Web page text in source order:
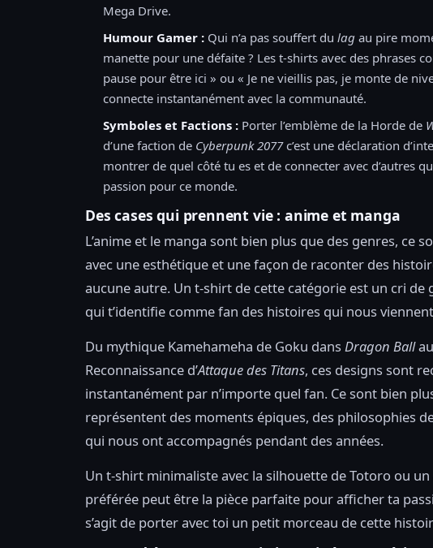
Mega Drive.
Humour Gamer : Qui n’a pas souffert du lag au pire
manette pour une défaite ? Les t-shirts avec des phrases
pause pour être ici » ou « Je ne vieillis pas, je monte de
connecte instantanément avec la communauté.
Symboles et Factions : Porter l’emblème de la Horde de
d’une faction de Cyberpunk 2077c’est une déclaration
montrer de quel côté tu es et de connecter avec d’autres
passion pour ce monde.
Des cases qui prennent vie : anime et manga
L’anime et le manga sont bien plus que des genres, ce
avec une esthétique et une façon de raconter des
aucune autre. Un t-shirt de cette catégorie est un cri de
qui t’identifie comme fan des histoires qui nous
Du mythique Kamehameha de Goku dans Dragon Ball
Reconnaissance d’Attaque des Titans, ces designs sont
instantanément par n’importe quel fan. Ce sont bien
représentent des moments épiques, des philosophies
qui nous ont accompagnés pendant des années.
Un t-shirt minimaliste avec la silhouette de Totoro ou un
préférée peut être la pièce parfaite pour afficher ta
s’agit de porter avec toi un petit morceau de cette